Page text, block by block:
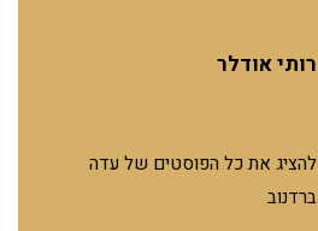
רותי אודלר
להציג את כל הפוסטים של עדה
ברדנוב